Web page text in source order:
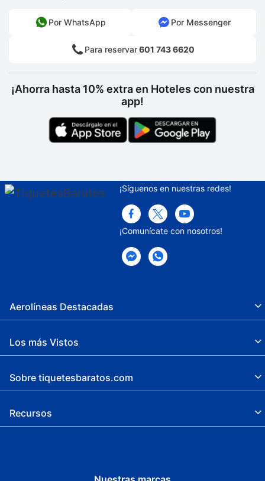
Por WhatsApp Por Messenger
Para reservar601 743 6620
¡Ahorra hasta 10% extra en Hoteles con nuestra
app!
¡Síguenos en nuestras redes!
¡Comunícate con nosotros!
Aerolíneas Destacadas
Los más Vistos
Sobre tiquetesbaratos.com
Recursos